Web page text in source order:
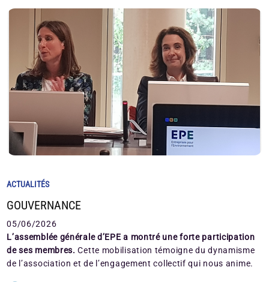
ACTUALITÉS
GOUVERNANCE
05/06/2026
L’assemblée générale d’EPE a montré une forte participation
de ses membres.Cette mobilisation témoigne du dynamisme
de l’association et de l’engagement collectif qui nous anime.